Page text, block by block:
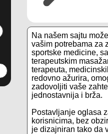
Na našem sajtu
vašim potrebama za
sportske medicine,
terapeutskim
terapeuta,
redovno ažurira,
zadovoljiti vaše
jednostavnija i brža.
Postavljanje oglasa
korisnicima, bez
je dizajniran tako da